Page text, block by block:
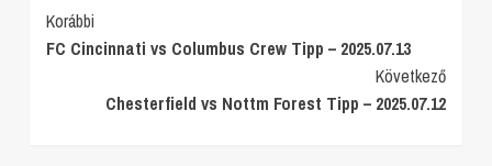
Post
Navigation
Korábbi
FC Cincinnati vs Columbus Crew Tipp – 2025.07.13
Következő
Chesterfield vs Nottm Forest Tipp – 2025.07.12